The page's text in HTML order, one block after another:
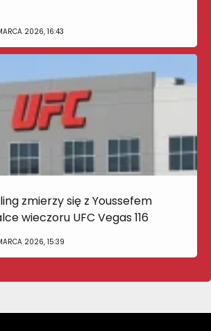
2026, 16:43
zmierzy się z Youssefem
wieczoru UFC Vegas 116
2026, 15:39